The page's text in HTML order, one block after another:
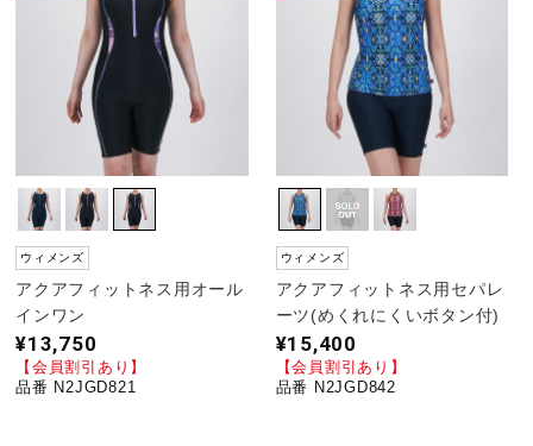
ウィメンズ
アクアフィットネス用オール
インワン
¥13,750
【会員割引あり】
品番 N2JGD821
ウィメンズ
アクアフィットネス用セパレ
ーツ(めくれにくいボタン付)
¥15,400
【会員割引あり】
品番 N2JGD842